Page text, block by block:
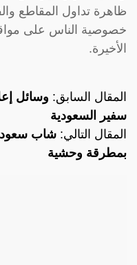
ظاهرة تداول المقاطع
خصوصية الناس على
الأخيرة.
المقال السابق: وسائل
سفير السعودية
المقال التالي: شاب
بمطرقة وحشية